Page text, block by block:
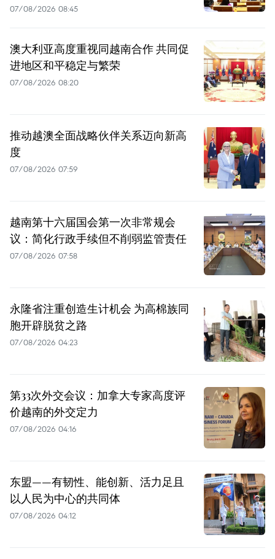
07/08/2026 08:45
澳大利亚高度重视同越南合作 共同促
进地区和平稳定与繁荣
07/08/2026 08:20
推动越澳全面战略伙伴关系迈向新高
度
07/08/2026 07:59
越南第十六届国会第一次非常规会
议：简化行政手续但不削弱监管责任
07/08/2026 07:58
永隆省注重创造生计机会 为高棉族同
胞开辟脱贫之路
07/08/2026 04:23
第33次外交会议：加拿大专家高度评
价越南的外交定力
07/08/2026 04:16
东盟——有韧性、能创新、活力足且
以人民为中心的共同体
07/08/2026 04:12